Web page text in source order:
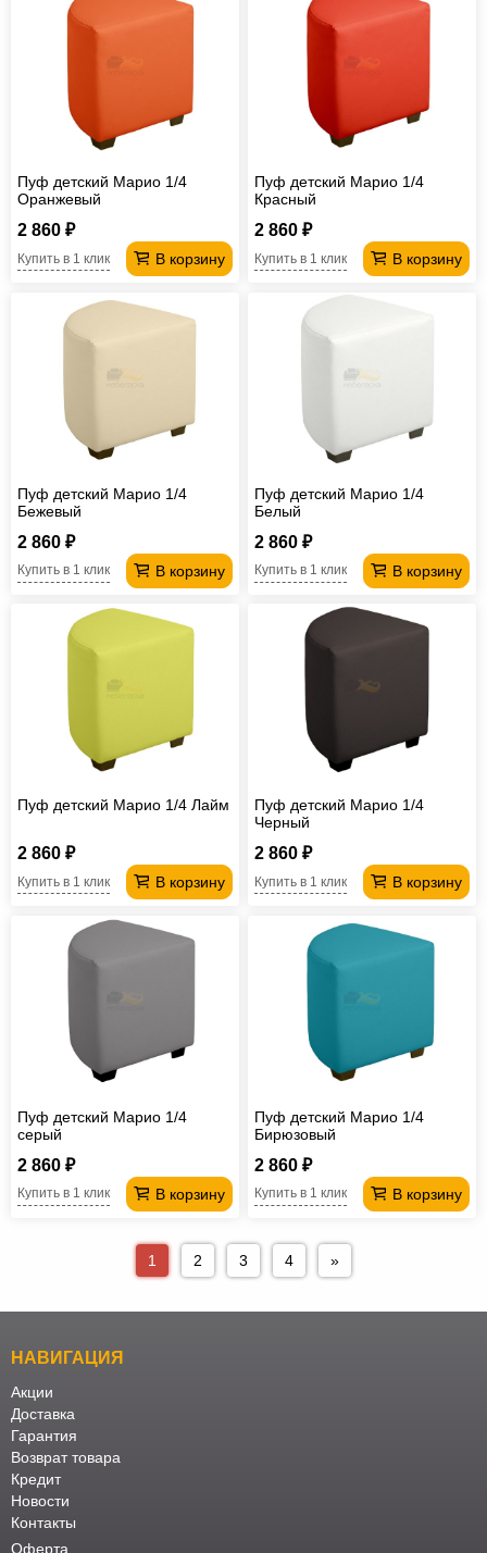
Пуф детский Марио 1/4
Оранжевый
2 860 ₽
В корзину
Купить в 1 клик
Пуф детский Марио 1/4
Красный
2 860 ₽
В корзину
Купить в 1 клик
Пуф детский Марио 1/4
Бежевый
2 860 ₽
В корзину
Купить в 1 клик
Пуф детский Марио 1/4
Белый
2 860 ₽
В корзину
Купить в 1 клик
Пуф детский Марио 1/4 Лайм
2 860 ₽
В корзину
Купить в 1 клик
Пуф детский Марио 1/4
Черный
2 860 ₽
В корзину
Купить в 1 клик
Пуф детский Марио 1/4
серый
2 860 ₽
В корзину
Купить в 1 клик
Пуф детский Марио 1/4
Бирюзовый
2 860 ₽
В корзину
Купить в 1 клик
1 2 3 4 »
НАВИГАЦИЯ
Акции
Доставка
Гарантия
Возврат товара
Кредит
Новости
Контакты
Оферта